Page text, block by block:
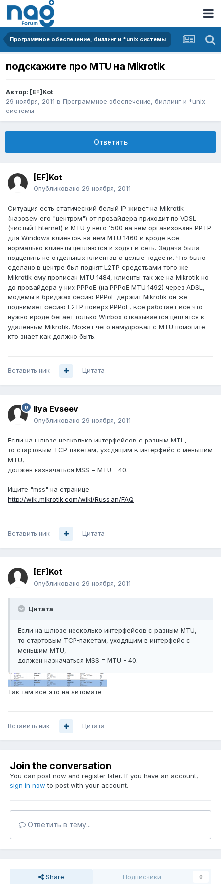
Программное обеспечение, биллинг и *unix системы
подскажите про MTU на Mikrotik
Автор: [EF]Kot
29 ноября, 2011 в Программное обеспечение, биллинг и *unix
системы
Ответить
[EF]Kot
Опубликовано 29 ноября, 2011
Ситуация есть статический белый IP живет на Mikrotik
(назовем его "центром") от провайдера приходит по VDSL
(чистый Ehternet) и MTU у него 1500 на нем организованн PPTP
для Windows клиентов на нем MTU 1460 и вроде все
нормально клиенты цепляются и ходят в сеть. Задача была
подцепить не отдельных клиентов а целые подсети. Что было
сделано в центре был поднят L2TP средствами того же
Mikrotik ему прописан MTU 1484, клиенты так же на Mikrotik но
до провайдера у них PPPoE (на PPPoE MTU 1492) через ADSL,
модемы в бриджах сесию PPPoE держит Mikrotik он же
поднимает сесию L2TP поверх PPPoE, все работает всё что
нужно вроде бегает только Winbox отказывается цеплятся к
удаленным Mikrotik. Может чего намудровал с MTU помогите
кто знает как должно быть.
Вставить ник Цитата
Ilya Evseev
Опубликовано 29 ноября, 2011
Если на шлюзе несколько интерфейсов с разным MTU,
то стартовым TCP-пакетам, уходящим в интерфейс с меньшим
MTU,
должен назначаться MSS = MTU - 40.
Ищите "mss" на странице
http://wiki.mikrotik.com/wiki/Russian/FAQ
Вставить ник Цитата
[EF]Kot
Опубликовано 29 ноября, 2011
Цитата
Если на шлюзе несколько интерфейсов с разным MTU,
то стартовым TCP-пакетам, уходящим в интерфейс с
меньшим MTU,
должен назначаться MSS = MTU - 40.
Так там все это на автомате
Вставить ник Цитата
Join the conversation
You can post now and register later. If you have an account,
sign in now to post with your account.
Ответить в тему...
Share Подписчики 0